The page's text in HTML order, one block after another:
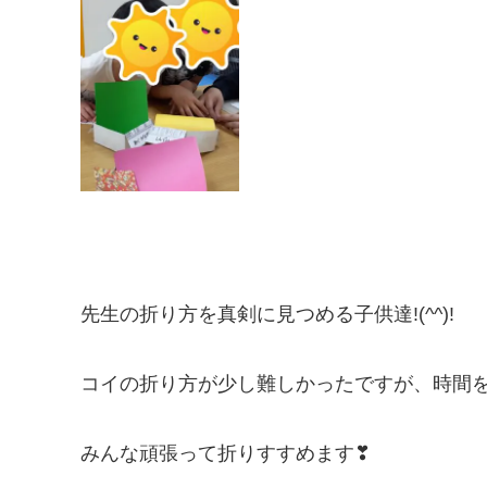
先生の折り方を真剣に見つめる子供達!(^^)!
コイの折り方が少し難しかったですが、時間
みんな頑張って折りすすめます❣